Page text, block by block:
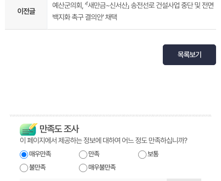
이전글
예산군의회, ‘「새만금~신서산」 송전선로 건설사업 중단 및 전면
백지화 촉구 결의안’ 채택
목록보기
만족도 조사
이 페이지에서 제공하는 정보에 대하여 어느 정도 만족하십니까?
매우만족 만족
보통
불만족
매우불만족